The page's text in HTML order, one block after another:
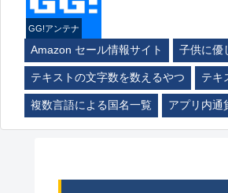
GG!アンテナ
Amazon セール情報サイト 子供に優
テキストの文字数を数えるやつ テキ
複数言語による国名一覧 アプリ内通